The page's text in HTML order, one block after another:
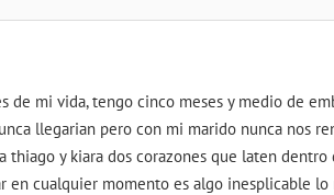
mi vida, tengo cinco meses y medio de
llegarian pero con mi marido nunca nos
y kiara dos corazones que laten dentro
cualquier momento es algo inesplicable lo